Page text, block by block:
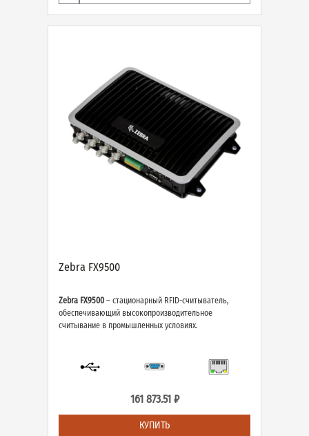
Zebra FX9500
Zebra FX9500 – стационарный RFID-считыватель,
обеспечивающий высокопроизводительное
считывание в промышленных условиях.
161 873.51 ₽
КУПИТЬ